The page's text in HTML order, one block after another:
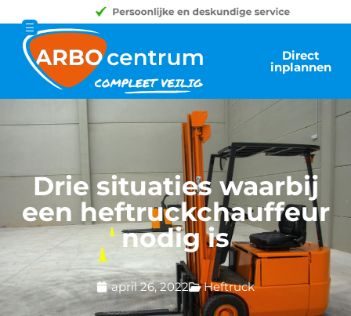
Direct
inplannen
Drie situaties waarbij
een heftruckchauffeur
nodig is
april 26, 2022 Heftruck